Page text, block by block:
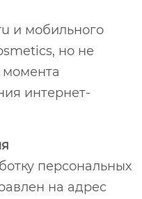
и мобильного
но не
момента
интернет-
персональных
на адрес